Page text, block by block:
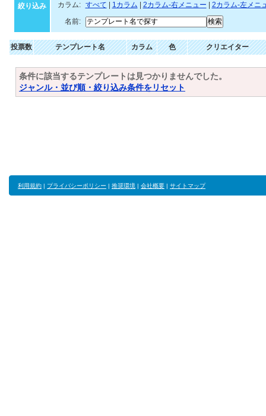
絞り込み
カラム:
すべて 1カラム 2カラム-右メニュー
2カラム-左メニ
名前:
投票数 テンプレート名 カラム 色 クリエイター
条件に該当するテンプレートは見つかりませんでした。
ジャンル・並び順・絞り込み条件をリセット
利用規約 | プライバシーポリシー | 推奨環境 | 会社概要 | サイトマップ